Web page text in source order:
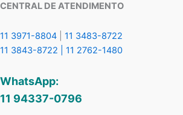
CENTRAL DE ATENDIMENTO
11 3971-8804
11 3483-8722
11 3843-8722 | 11 2762-1480
WhatsApp:
11 94337-0796